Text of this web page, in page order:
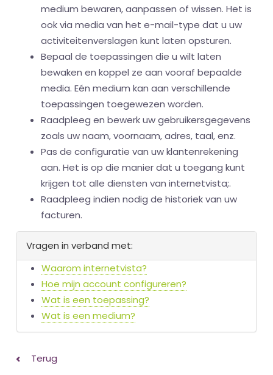
medium bewaren, aanpassen of wissen. Het is
ook via media van het e-mail-type dat u uw
activiteitenverslagen kunt laten opsturen.
Bepaal de toepassingen die u wilt laten
bewaken en koppel ze aan vooraf bepaalde
media. Eén medium kan aan verschillende
toepassingen toegewezen worden.
Raadpleeg en bewerk uw gebruikersgegevens
zoals uw naam, voornaam, adres, taal, enz.
Pas de configuratie van uw klantenrekening
aan. Het is op die manier dat u toegang kunt
krijgen tot alle diensten van internetvista;.
Raadpleeg indien nodig de historiek van uw
facturen.
Vragen in verband met:
Waarom internetvista?
Hoe mijn account configureren?
Wat is een toepassing?
Wat is een medium?
Terug